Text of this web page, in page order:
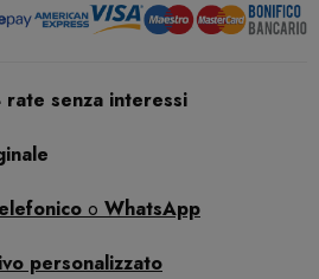
rate senza interessi
o WhatsApp
personalizzato